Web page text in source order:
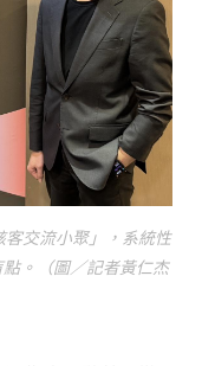
客交流小聚」，系統性
。（圖／記者黃仁杰